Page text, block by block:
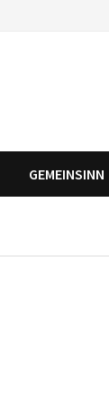
GEMEINSINN